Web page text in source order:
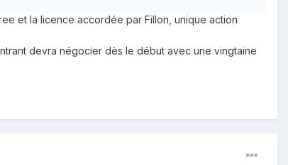
et la licence accordée par Fillon, unique action
devra négocier dès le début avec une vingtaine